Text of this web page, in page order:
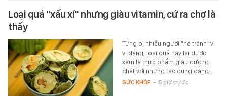
Loại quả "xấu xí" nhưng giàu vitamin, cứ ra chợ là
thấy
Từng bị nhiều người "né tránh" vì
vị đắng, loại quả này lại được
xem là thực phẩm giàu dưỡng
chất với những tác dụng đáng…
SỨC KHỎE - 5 giờ trước